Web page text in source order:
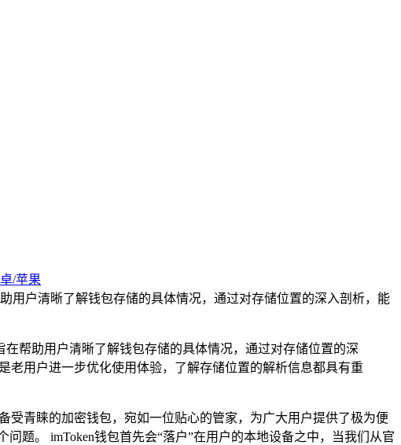
/苹果
用户清晰了解钱包存储的具体情况，通过对存储位置的深入剖析，能
在帮助用户清晰了解钱包存储的具体情况，通过对存储位置的深
老用户进一步优化使用体验，了解存储位置的解析信息都具有重
受青睐的加密钱包，宛如一位贴心的管家，为广大用户提供了极为便
题。 imToken钱包首先会“落户”在用户的本地设备之中，当我们从官